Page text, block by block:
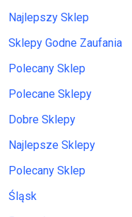
Najlepszy Sklep
Sklepy Godne Zaufania
Polecany Sklep
Polecane Sklepy
Dobre Sklepy
Najlepsze Sklepy
Polecany Sklep
Śląsk